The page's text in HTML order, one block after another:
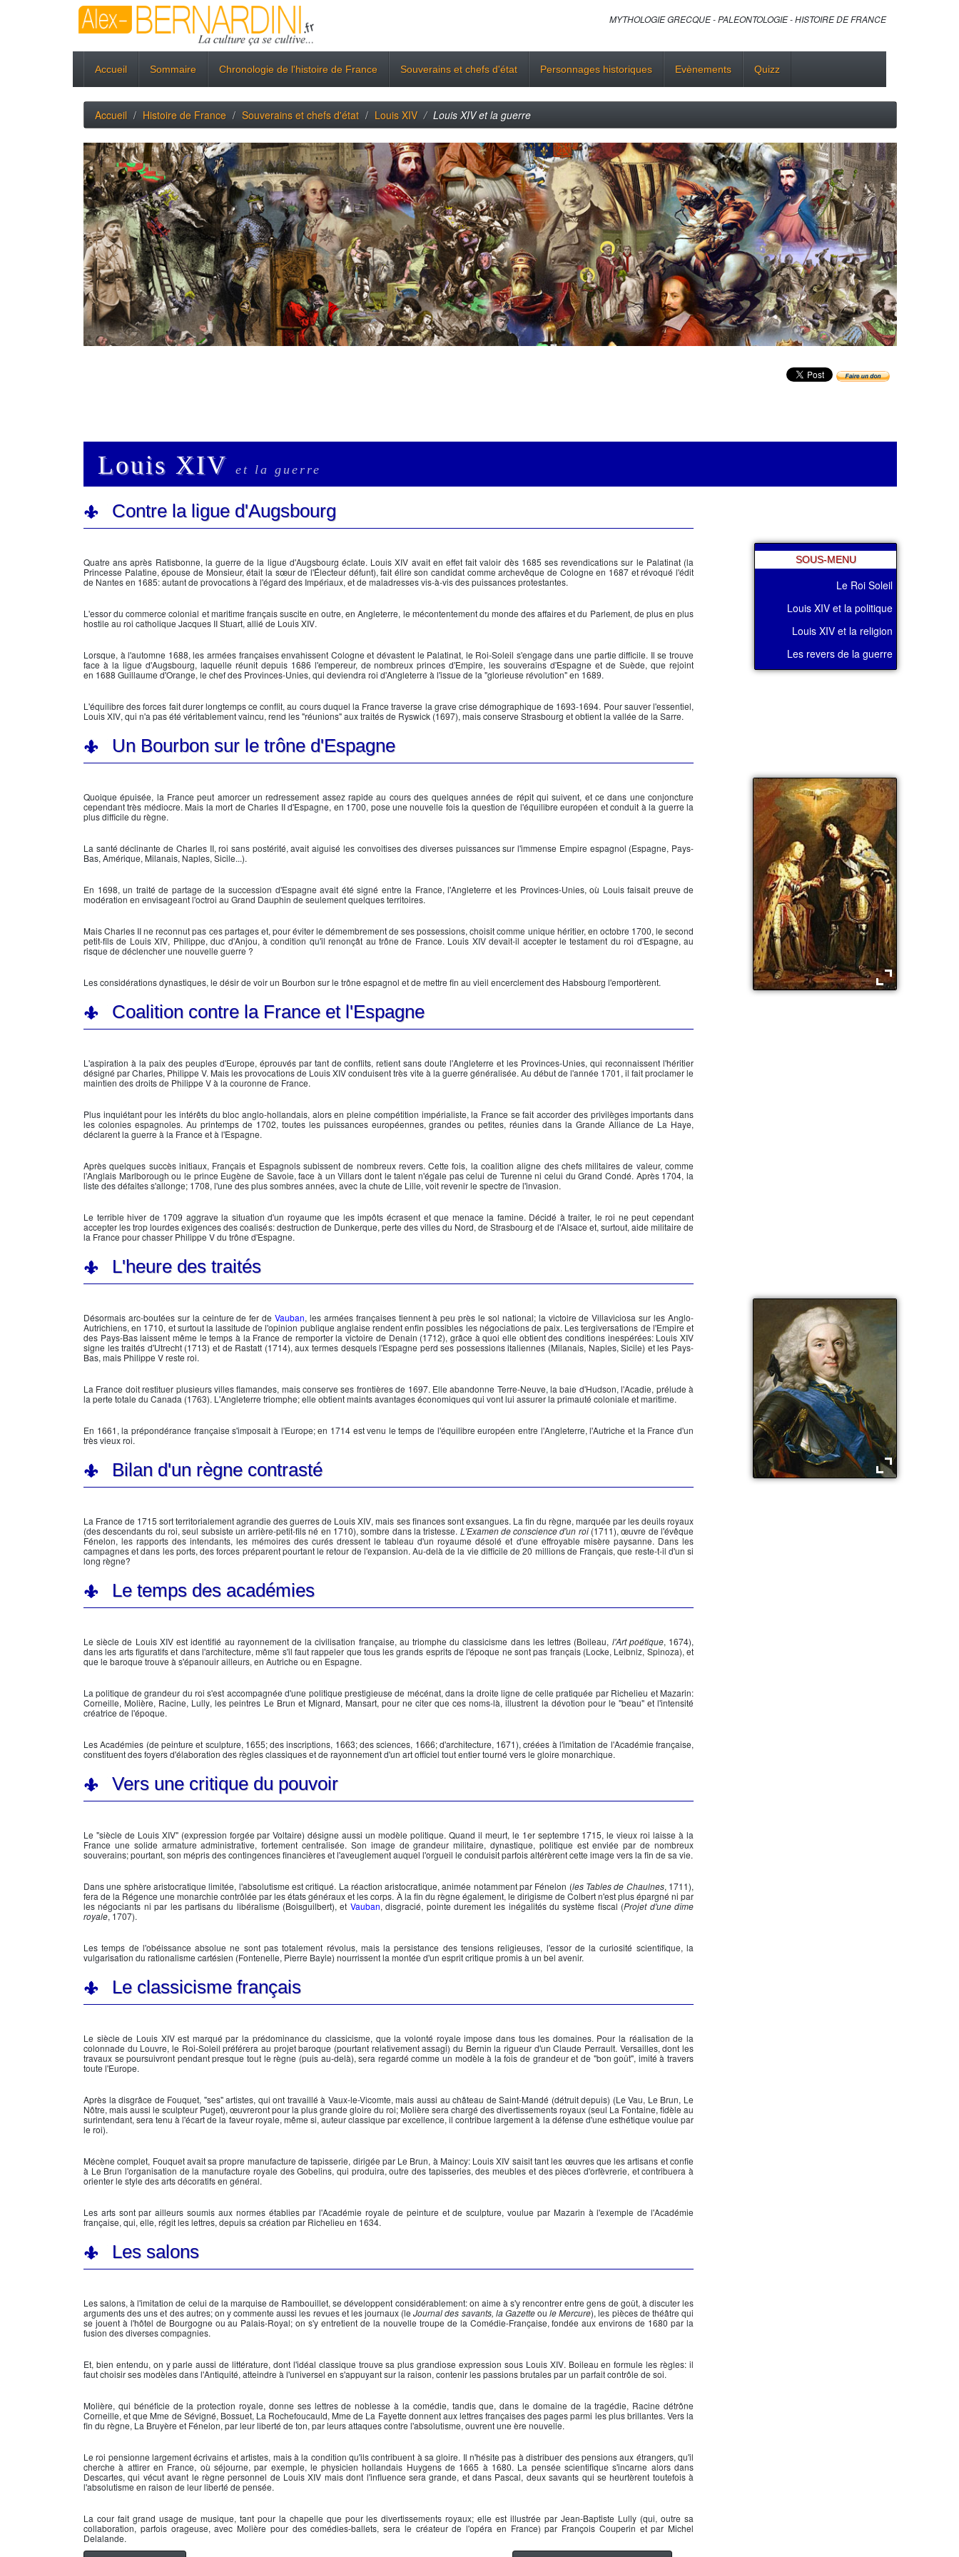
MYTHOLOGIE GRECQUE - PALEONTOLOGIE - HISTOIRE DE FRANCE
Accueil Sommaire Chronologie de l'histoire de France Souverains et chefs d'état Personnages historiques Evènements Quizz
Accueil Histoire de France Souverains et chefs d'état Louis XIV Louis XIV et la guerre
Louis XIV et la guerre
Contre la ligue d'Augsbourg
SOUS-MENU
Le Roi Soleil
Louis XIV et la politique
Louis XIV et la religion
Les revers de la guerre
Quatre ans après Ratisbonne, la guerre de la ligue d'Augsbourg éclate. Louis XIV avait en effet fait valoir dès 1685 ses revendications sur le Palatinat (la
Princesse Palatine, épouse de Monsieur, était la sœur de l'Électeur défunt), fait élire son candidat comme archevêque de Cologne en 1687 et révoqué l'édit
de Nantes en 1685: autant de provocations à l'égard des Impériaux, et de maladresses vis-à-vis des puissances protestantes.
L'essor du commerce colonial et maritime français suscite en outre, en Angleterre, le mécontentement du monde des affaires et du Parlement, de plus en plus
hostile au roi catholique Jacques II Stuart, allié de Louis XIV.
Lorsque, à l'automne 1688, les armées françaises envahissent Cologne et dévastent le Palatinat, le Roi-Soleil s'engage dans une partie difficile. Il se trouve
face à la ligue d'Augsbourg, laquelle réunit depuis 1686 l'empereur, de nombreux princes d'Empire, les souverains d'Espagne et de Suède, que rejoint
en 1688 Guillaume d'Orange, le chef des Provinces-Unies, qui deviendra roi d'Angleterre à l'issue de la "glorieuse révolution" en 1689.
L'équilibre des forces fait durer longtemps ce conflit, au cours duquel la France traverse la grave crise démographique de 1693-1694. Pour sauver l'essentiel,
Louis XIV, qui n'a pas été véritablement vaincu, rend les "réunions" aux traités de Ryswick (1697), mais conserve Strasbourg et obtient la vallée de la Sarre.
Un Bourbon sur le trône d'Espagne
Quoique épuisée, la France peut amorcer un redressement assez rapide au cours des quelques années de répit qui suivent, et ce dans une conjoncture
cependant très médiocre. Mais la mort deCharles II d'Espagne, en 1700, pose une nouvelle fois la question de l'équilibre européen et conduit à la guerre la
plus difficile du règne.
La santé déclinante de Charles II, roi sans postérité, avait aiguisé les convoitises des diverses puissances sur l'immense Empire espagnol (Espagne, Pays-
Bas, Amérique, Milanais, Naples, Sicile...).
En 1698, un traité de partage de la succession d'Espagne avait été signé entre la France, l'Angleterre et les Provinces-Unies, où Louis faisait preuve de
modération en envisageant l'octroi au Grand Dauphin de seulement quelques territoires.
MaisCharles IIne reconnut pas ces partages et, pour éviter le démembrement de ses possessions, choisit comme unique héritier, en octobre 1700, le second
petit-fils de Louis XIV, Philippe, duc d'Anjou, à condition qu'il renonçât au trône de France. Louis XIVdevait-il accepter le testament du roi d'Espagne, au
risque de déclencher une nouvelle guerre ?
Les considérations dynastiques, le désir de voir un Bourbon sur le trône espagnol et de mettre fin au vieil encerclement des Habsbourg l'emportèrent.
Coalition contre la France et l'Espagne
L'aspiration à la paix des peuples d'Europe, éprouvés par tant de conflits, retient sans doute l'Angleterre et les Provinces-Unies, qui reconnaissent l'héritier
désigné par Charles, Philippe V. Mais les provocations de Louis XIVconduisent très vite à la guerre généralisée. Au début de l'année 1701, il fait proclamer le
maintien des droits de Philippe Và la couronne de France.
Plus inquiétant pour les intérêts du bloc anglo-hollandais, alors en pleine compétition impérialiste, la France se fait accorder des privilèges importants dans
les colonies espagnoles. Au printemps de 1702, toutes les puissances européennes, grandes ou petites, réunies dans la Grande Alliance de La Haye,
déclarent la guerre à la France et à l'Espagne.
Après quelques succès initiaux, Français et Espagnols subissent de nombreux revers. Cette fois, la coalition aligne des chefs militaires de valeur, comme
l'Anglais Marlborough ou le prince Eugène de Savoie, face à un Villars dont le talent n'égale pas celui de Turenne ni celui du Grand Condé. Après 1704, la
liste des défaites s'allonge; 1708, l'une des plus sombres années, avec la chute de Lille, voit revenir le spectre de l'invasion.
Le terrible hiver de 1709 aggrave la situation d'un royaume que les impôts écrasent et que menace la famine. Décidé à traiter, le roi ne peut cependant
accepter les trop lourdes exigences des coalisés: destruction de Dunkerque, perte des villes du Nord, de Strasbourg et de l'Alsace et, surtout, aide militaire de
la France pour chasser Philippe Vdu trône d'Espagne.
L'heure des traités
Désormais arc-boutées sur la ceinture de fer deVauban, les armées françaises tiennent à peu près le sol national; la victoire de Villaviciosa sur les Anglo-
Autrichiens, en 1710, et surtout la lassitude de l'opinion publique anglaise rendent enfin possibles les négociations de paix. Les tergiversations de l'Empire et
des Pays-Bas laissent même le temps à la France de remporter la victoire de Denain (1712), grâce à quoi elle obtient des conditions inespérées: Louis XIV
signe les traités d'Utrecht (1713) et de Rastatt (1714), aux termes desquels l'Espagne perd ses possessions italiennes (Milanais, Naples, Sicile) et les Pays-
Bas, mais Philippe Vreste roi.
La France doit restituer plusieurs villes flamandes, mais conserve ses frontières de 1697. Elle abandonne Terre-Neuve, la baie d'Hudson, l'Acadie, prélude à
la perte totale du Canada (1763). L'Angleterre triomphe; elle obtient maints avantages économiques qui vont lui assurer la primauté coloniale et maritime.
En 1661, la prépondérance française s'imposait à l'Europe; en 1714 est venu le temps de l'équilibre européen entre l'Angleterre, l'Autriche et la France d'un
très vieux roi.
Bilan d'un règne contrasté
La France de 1715 sort territorialement agrandie des guerres de Louis XIV, mais ses finances sont exsangues. La fin du règne, marquée par les deuils royaux
(des descendants du roi, seul subsiste un arrière-petit-fils né en 1710), sombre dans la tristesse. L'Examen de conscience d'un roi(1711), œuvre de l'évêque
Fénelon, les rapports des intendants, les mémoires des curés dressent le tableau d'un royaume désolé et d'une effroyable misère paysanne. Dans les
campagnes et dans les ports, des forces préparent pourtant le retour de l'expansion. Au-delà de la vie difficile de 20 millions de Français, que reste-t-il d'un si
long règne?
Le temps des académies
Le siècle de Louis XIVest identifié au rayonnement de la civilisation française, au triomphe du classicisme dans les lettres (Boileau, l'Art poétique, 1674),
dans les arts figuratifs et dans l'architecture, même s'il faut rappeler que tous les grands esprits de l'époque ne sont pas français (Locke, Leibniz, Spinoza), et
que le baroque trouve à s'épanouir ailleurs, en Autriche ou en Espagne.
La politique de grandeur du roi s'est accompagnée d'une politique prestigieuse de mécénat, dans la droite ligne de celle pratiquée par Richelieu et Mazarin:
Corneille, Molière, Racine, Lully, les peintres Le Brun et Mignard, Mansart, pour ne citer que ces noms-là, illustrent la dévotion pour le "beau" et l'intensité
créatrice de l'époque.
Les Académies (de peinture et sculpture, 1655; des inscriptions, 1663; des sciences, 1666; d'architecture, 1671), créées à l'imitation de l'Académie française,
constituent des foyers d'élaboration des règles classiques et de rayonnement d'un art officiel tout entier tourné vers le gloire monarchique.
Vers une critique du pouvoir
Le "siècle de Louis XIV" (expression forgée parVoltaire) désigne aussi un modèle politique. Quand il meurt, le 1er septembre 1715, le vieux roi laisse à la
France une solide armature administrative, fortement centralisée. Son image de grandeur militaire, dynastique, politique est enviée par de nombreux
souverains; pourtant, son mépris des contingences financières et l'aveuglement auquel l'orgueil le conduisit parfois altérèrent cette image vers la fin de sa vie.
Dans une sphère aristocratique limitée, l'absolutisme est critiqué. La réaction aristocratique, animée notamment par Fénelon (les Tables de Chaulnes, 1711),
fera de la Régence unemonarchie contrôlée par les états généraux et les corps. À la fin du règne également, le dirigisme de Colbertn'est plus épargné ni par
les négociants ni par les partisans du libéralisme (Boisguilbert), et Vauban, disgracié, pointe durement les inégalités du système fiscal (Projet d'une dîme
royale, 1707).
Les temps de l'obéissance absolue ne sont pas totalement révolus, mais la persistance des tensions religieuses, l'essor de la curiosité scientifique, la
vulgarisation du rationalisme cartésien (Fontenelle, Pierre Bayle) nourrissent la montée d'un esprit critique promis à un bel avenir.
Le classicisme français
Le siècle de Louis XIVest marqué par la prédominance du classicisme, que la volonté royale impose dans tous les domaines. Pour la réalisation de la
colonnade du Louvre, le Roi-Soleil préférera au projet baroque (pourtant relativement assagi) du Bernin la rigueur d'un Claude Perrault. Versailles, dont les
travaux se poursuivront pendant presque tout le règne (puis au-delà), sera regardé comme un modèle à la fois de grandeur et de "bon goût", imité à travers
toute l'Europe.
Après la disgrâce de Fouquet, "ses" artistes, qui ont travaillé à Vaux-le-Vicomte, mais aussi au château de Saint-Mandé (détruit depuis) (Le Vau, Le Brun, Le
Nôtre, mais aussi le sculpteur Puget), œuvreront pour la plus grande gloire du roi; Molière sera chargé des divertissements royaux (seulLa Fontaine, fidèle au
surintendant, sera tenu à l'écart de la faveur royale, même si, auteur classique par excellence, il contribue largement à la défense d'une esthétique voulue par
le roi).
Mécène complet, Fouquet avait sa propre manufacture de tapisserie, dirigée par Le Brun, à Maincy: Louis XIV saisit tant les œuvres que les artisans et confie
à Le Brun l'organisation de la manufacture royale des Gobelins, qui produira, outre des tapisseries, des meubles et des pièces d'orfèvrerie, et contribuera à
orienter le style des arts décoratifs en général.
Les arts sont par ailleurs soumis aux normes établies par l'Académie royale de peinture et de sculpture, voulue par Mazarin à l'exemple de l'Académie
française, qui, elle, régit les lettres, depuis sa création par Richelieu en 1634.
Les salons
Les salons, à l'imitation de celui de la marquise de Rambouillet, se développent considérablement: on aime à s'y rencontrer entre gens de goût, à discuter les
arguments des uns et des autres; on y commente aussi les revues et les journaux (leJournal des savants, la Gazetteoule Mercure), les pièces de théâtre qui
se jouent à l'hôtel de Bourgogne ou au Palais-Royal; on s'y entretient de la nouvelle troupe de la Comédie-Française, fondée aux environs de 1680 par la
fusion des diverses compagnies.
Et, bien entendu, on y parle aussi de littérature, dont l'idéal classique trouve sa plus grandiose expression sous Louis XIV. Boileau en formule les règles: il
faut choisir ses modèles dans l'Antiquité, atteindre à l'universel en s'appuyant sur la raison, contenir les passions brutales par un parfait contrôle de soi.
Molière, qui bénéficie de la protection royale, donne ses lettres de noblesse à la comédie, tandis que, dans le domaine de la tragédie, Racine détrône
Corneille, et que Mme de Sévigné, Bossuet, La Rochefoucauld, Mme de La Fayette donnent aux lettres françaises des pages parmi les plus brillantes. Vers la
fin du règne, La Bruyère et Fénelon, par leur liberté de ton, par leurs attaques contre l'absolutisme, ouvrent une ère nouvelle.
Le roi pensionne largement écrivains et artistes, mais à la condition qu'ils contribuent à sa gloire. Il n'hésite pas à distribuer des pensions aux étrangers, qu'il
cherche à attirer en France, où séjourne, par exemple, le physicien hollandais Huygens de 1665 à 1680. La pensée scientifique s'incarne alors dans
Descartes, qui vécut avant le règne personnel de Louis XIV mais dont l'influence sera grande, et dans Pascal, deux savants qui se heurtèrent toutefois à
l'absolutisme en raison de leur liberté de pensée.
La cour fait grand usage de musique, tant pour la chapelle que pour les divertissements royaux; elle est illustrée par Jean-Baptiste Lully (qui, outre sa
collaboration, parfois orageuse, avec Molière pour des comédies-ballets, sera le créateur de l'opéra en France) par François Couperin et par Michel
Delalande.